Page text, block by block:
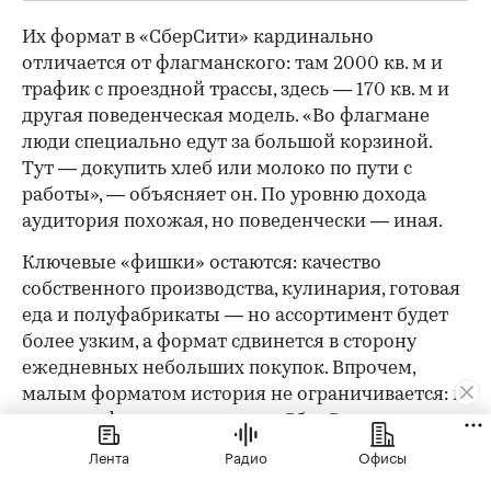
Их формат в «СберСити» кардинально
отличается от флагманского: там 2000 кв. м и
трафик с проездной трассы, здесь — 170 кв. м и
другая поведенческая модель. «Во флагмане
люди специально едут за большой корзиной.
Тут — докупить хлеб или молоко по пути с
работы», — объясняет он. По уровню дохода
аудитория похожая, но поведенчески — иная.
Ключевые «фишки» остаются: качество
собственного производства, кулинария, готовая
еда и полуфабрикаты — но ассортимент будет
более узким, а формат сдвинется в сторону
ежедневных небольших покупок. Впрочем,
малым форматом история не ограничивается: в
составе офисного кластера «СберСити» команда
планирует открыть флагманский магазин
Лента Радио Офисы